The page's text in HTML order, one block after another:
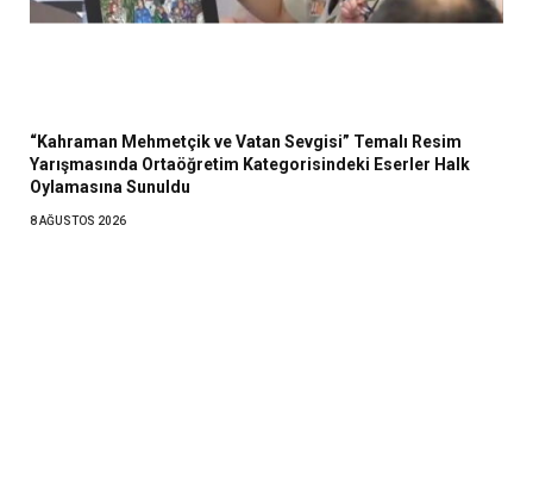
“Kahraman Mehmetçik ve Vatan Sevgisi” Temalı Resim
Yarışmasında Ortaöğretim Kategorisindeki Eserler Halk
Oylamasına Sunuldu
8 AĞUSTOS 2026